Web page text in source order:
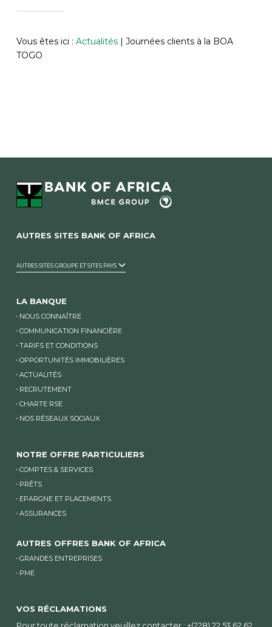
Vous êtes ici : Actualités| Journées clients à la BOA
TOGO
AUTRES SITES BANK OF AFRICA
AUTRES SITES GROUPE ET SITES PAYS
LA BANQUE
NOUS CONNAÎTRE
COMMUNICATION FINANCIÈRE
TARIFS ET CONDITIONS
OPPORTUNITÉS IMMOBILIÈRES
ACTUALITÉS
RECRUTEMENT
CHARTE RSE
NOS RÉSEAUX SOCIAUX
NOTRE OFFRE PARTICULIERS
COMPTES & SERVICES
PRÊTS
EPARGNE ET PLACEMENTS
ASSURANCES
AUTRES OFFRES BANK OF AFRICA
GRANDES ENTREPRISES
PME
VOS RÉCLAMATIONS